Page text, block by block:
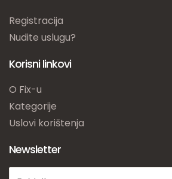
Registracija
Nudite uslugu?
Korisni linkovi
O Fix-u
Kategorije
Uslovi korištenja
Newsletter